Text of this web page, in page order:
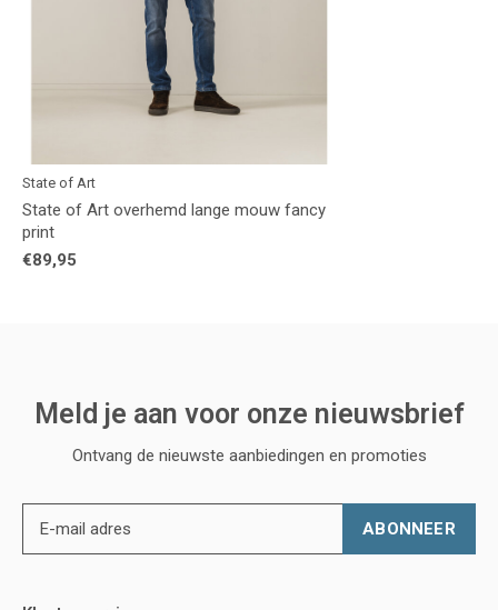
State of Art
State of Art overhemd lange mouw fancy
print
€89,95
Meld je aan voor onze nieuwsbrief
Ontvang de nieuwste aanbiedingen en promoties
ABONNEER